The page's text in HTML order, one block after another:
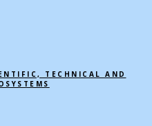
TECHNICAL AND